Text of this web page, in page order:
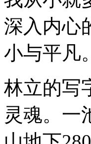
深入内心
小与平凡。
林立的写
灵魂。一